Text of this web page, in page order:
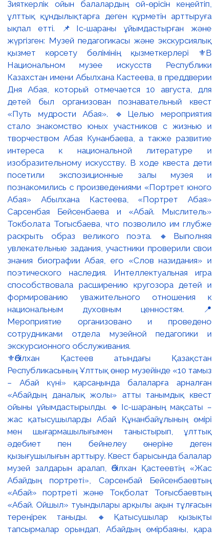
⚜️Әбілхан Қастеев атындағы Қазақстан
Республикасының Ұлттық өнер музейінде «10 тамыз
– Абай күні» қарсаңында балаларға арналған
«Абайдың даналық жолы» атты танымдық квест
ойыны ұйымдастырылды. 🔹Іс-шараның мақсаты –
жас қатысушыларды Абай Құнанбайұлының өмірі
мен шығармашылығымен таныстырып, ұлттық
әдебиет пен бейнелеу өнеріне деген
қызығушылығын арттыру. Квест барысында балалар
музей залдарын аралап, Әбілхан Қастеевтің «Жас
Абайдың портреті», Сәрсенбай Бейсенбаевтың
«Абай» портреті және Тоқболат Тоғысбаевтың
«Абай. Ойшыл» туындылары арқылы ақын тұлғасын
тереңірек таныды. 🔸Қатысушылар қызықты
тапсырмалар орындап, Абайдың өмірбаяны, қара